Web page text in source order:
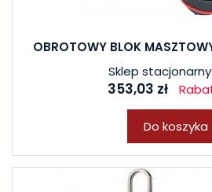
OBROTOWY BLOK
Sklep
353,03 zł
Do koszyka